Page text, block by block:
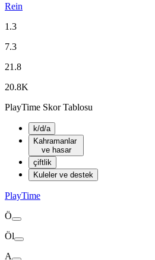
Rein
1.3
7.3
21.8
20.8K
PlayTime Skor Tablosu
k/d/a
Kahramanlar
ve hasar
çiftlik
Kuleler ve destek
PlayTime
Ö
Öl
A